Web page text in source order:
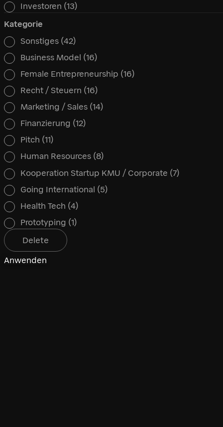
Investoren (13)
Kategorie
Kategorie
Sonstiges (42)
Business Model (16)
Female Entrepreneurship (16)
Recht / Steuern (16)
Marketing / Sales (14)
Finanzierung (12)
Pitch (11)
Human Resources (8)
Kooperation Startup KMU / Corporate (7)
Going International (5)
Health Tech (4)
Prototyping (1)
Delete
Anwenden